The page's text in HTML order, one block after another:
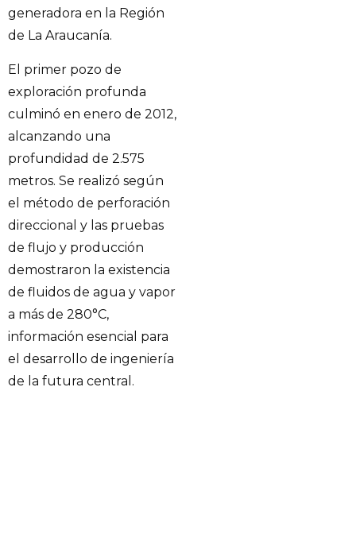
generadora en la Región
de La Araucanía.
El primer pozo de
exploración profunda
culminó en enero de 2012,
alcanzando una
profundidad de 2.575
metros. Se realizó según
el método de perforación
direccional y las pruebas
de flujo y producción
demostraron la existencia
de fluidos de agua y vapor
a más de 280°C,
información esencial para
el desarrollo de ingeniería
de la futura central.